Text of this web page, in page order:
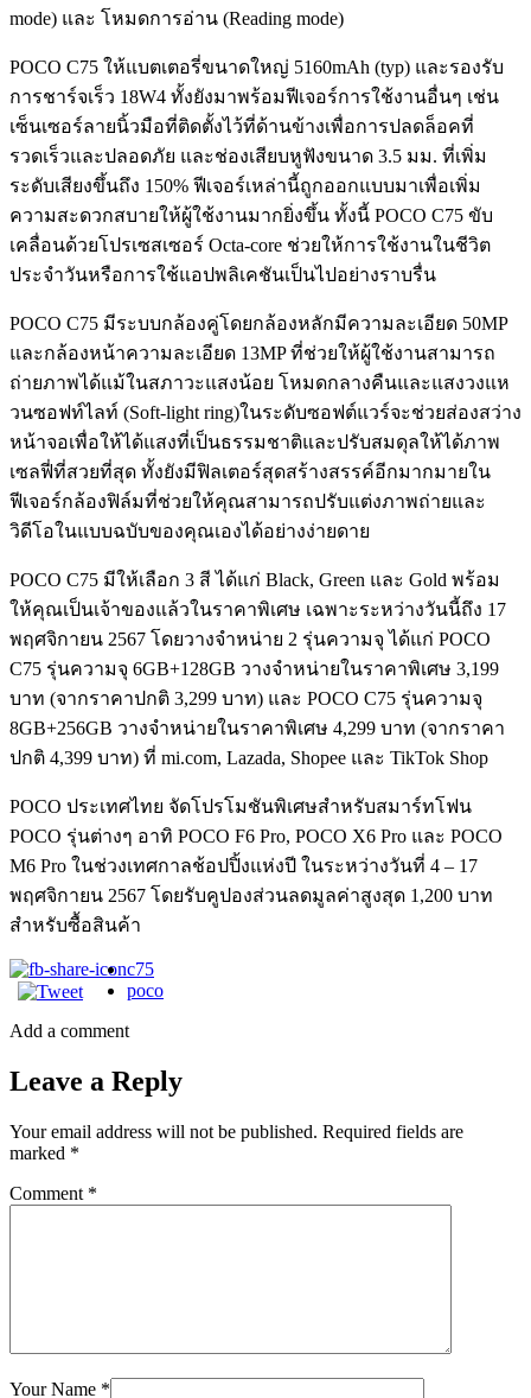
mode) และ โหมดการอ่าน (Reading mode)
POCO C75 ให้แบตเตอรี่ขนาดใหญ่ 5160mAh (typ) และรองรับ
การชาร์จเร็ว 18W4 ทั้งยังมาพร้อมฟีเจอร์การใช้งานอื่นๆ เช่น
เซ็นเซอร์ลายนิ้วมือที่ติดตั้งไว้ที่ด้านข้างเพื่อการปลดล็อคที่
รวดเร็วและปลอดภัย และช่องเสียบหูฟังขนาด 3.5 มม. ที่เพิ่ม
ระดับเสียงขึ้นถึง 150% ฟีเจอร์เหล่านี้ถูกออกแบบมาเพื่อเพิ่ม
ความสะดวกสบายให้ผู้ใช้งานมากยิ่งขึ้น ทั้งนี้ POCO C75 ขับ
เคลื่อนด้วยโปรเซสเซอร์ Octa-core ช่วยให้การใช้งานในชีวิต
ประจำวันหรือการใช้แอปพลิเคชันเป็นไปอย่างราบรื่น
POCO C75 มีระบบกล้องคู่โดยกล้องหลักมีความละเอียด 50MP
และกล้องหน้าความละเอียด 13MP ที่ช่วยให้ผู้ใช้งานสามารถ
ถ่ายภาพได้แม้ในสภาวะแสงน้อย โหมดกลางคืนและแสงวงแห
วนซอฟท์ไลท์ (Soft-light ring)ในระดับซอฟต์แวร์จะช่วยส่องสว่าง
หน้าจอเพื่อให้ได้แสงที่เป็นธรรมชาติและปรับสมดุลให้ได้ภาพ
เซลฟี่ที่สวยที่สุด ทั้งยังมีฟิลเตอร์สุดสร้างสรรค์อีกมากมายใน
ฟีเจอร์กล้องฟิล์มที่ช่วยให้คุณสามารถปรับแต่งภาพถ่ายและ
วิดีโอในแบบฉบับของคุณเองได้อย่างง่ายดาย
POCO C75 มีให้เลือก 3 สี ได้แก่ Black, Green และ Gold พร้อม
ให้คุณเป็นเจ้าของแล้วในราคาพิเศษ เฉพาะระหว่างวันนี้ถึง 17
พฤศจิกายน 2567 โดยวางจำหน่าย 2 รุ่นความจุ ได้แก่ POCO
C75 รุ่นความจุ 6GB+128GB วางจำหน่ายในราคาพิเศษ 3,199
บาท (จากราคาปกติ 3,299 บาท) และ POCO C75 รุ่นความจุ
8GB+256GB วางจำหน่ายในราคาพิเศษ 4,299 บาท (จากราคา
ปกติ 4,399 บาท) ที่ mi.com, Lazada, Shopee และ TikTok Shop
POCO ประเทศไทย จัดโปรโมชันพิเศษสำหรับสมาร์ทโฟน
POCO รุ่นต่างๆ อาทิ POCO F6 Pro, POCO X6 Pro และ POCO
M6 Pro ในช่วงเทศกาลช้อปปิ้งแห่งปี ในระหว่างวันที่ 4 – 17
พฤศจิกายน 2567 โดยรับคูปองส่วนลดมูลค่าสูงสุด 1,200 บาท
สำหรับซื้อสินค้า
c75
poco
Add a comment
Leave a Reply
Your email address will not be published. Required fields are
marked *
Comment *
Your Name *